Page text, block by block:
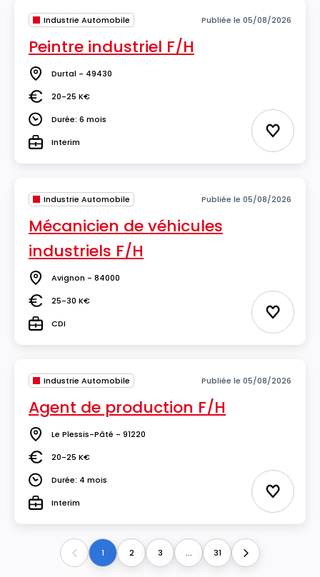
Industrie Automobile Publiée le 05/08/2026
Peintre industriel F/H
Lieu Durtal - 49430
Salaire20-25 K€
DuréeDurée: 6 mois
TypeInterim Ajouter
Industrie Automobile Publiée le 05/08/2026
Mécanicien de véhicules
industriels F/H
Lieu Avignon - 84000
Salaire25-30 K€
TypeCDI Ajouter
Industrie Automobile Publiée le 05/08/2026
Agent de production F/H
Lieu Le Plessis-Pâté - 91220
Salaire20-25 K€
DuréeDurée: 4 mois
TypeInterim Ajouter
Previous1 2 3 ... 31 Next